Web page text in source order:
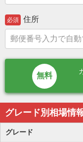
必須 住所
グレード別相場情
グレード